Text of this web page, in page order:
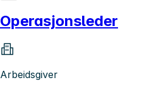
Operasjonsleder
Arbeidsgiver